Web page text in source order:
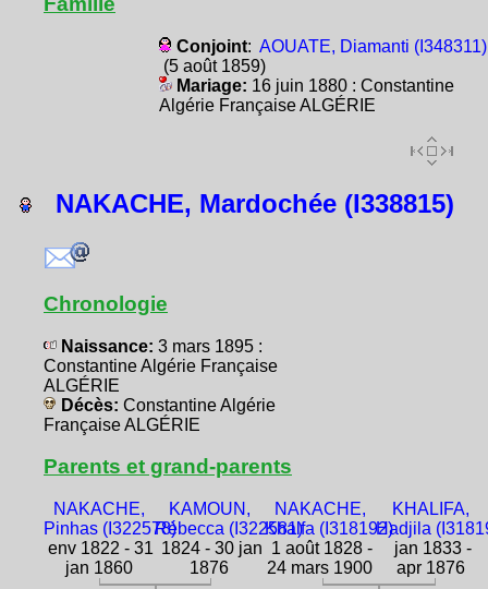
Conjoint: AOUATE, Diamanti (I348311)
(5 août 1859)
Mariage: 16 juin 1880 : Constantine
Algérie Française ALGÉRIE
NAKACHE, Mardochée (I338815)
Chronologie
Naissance: 3 mars 1895 :
Constantine Algérie Française
ALGÉRIE
Décès: Constantine Algérie
Française ALGÉRIE
Parents et grand-parents
NAKACHE,
Pinhas (I322578)
env 1822 - 31
jan 1860
KAMOUN,
Rébecca (I322581)
1824 - 30 jan
1876
NAKACHE,
Khalfa (I318192)
1 août 1828 -
24 mars 1900
KHALIFA,
Hadjila
jan 1833 -
apr 1876